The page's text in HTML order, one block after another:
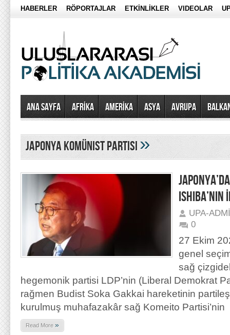
HABERLER RÖPORTAJLAR ETKİNLİKLER VIDEOLAR
Ana Sayfa AFRİKA AMERİKA ASYA AVRUPA
japonya komünist partisi»
ISHIBA’NIN
UPA-
0
27 Ekim
genel
sağ
hegemonik partisi LDP’nin (Liberal Demokrat
rağmen Budist Soka Gakkai hareketinin
kurulmuş muhafazakâr sağ Komeito Partisi’nin
Read More »